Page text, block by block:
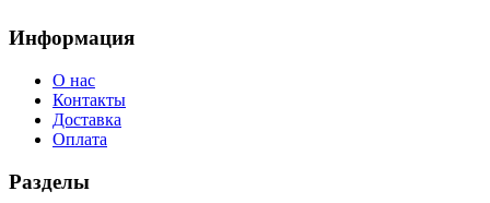
Информация
О нас
Контакты
Доставка
Оплата
Разделы